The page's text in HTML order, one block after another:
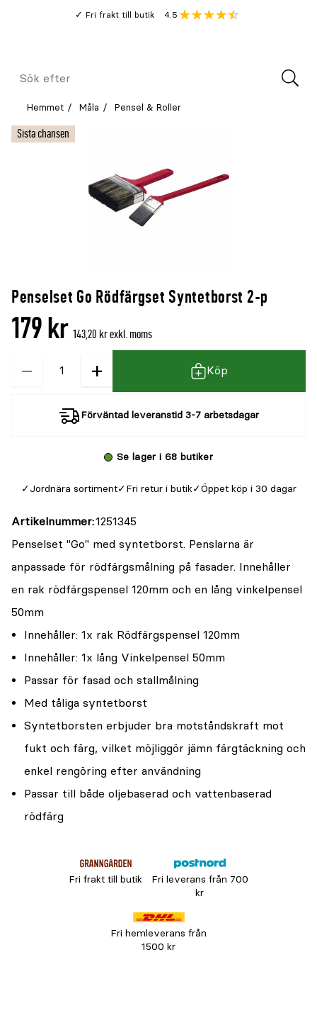
Fri frakt till butik
Genomsnitt
4.5
Meny
Sök
Hemmet Måla Pensel & Roller
Penselset Go Rödfärgset Syntetborst 2-p
179 kr 143,20 kr exkl. moms
−
Kvantitet + Köp
Förväntad leveranstid 3-7 arbetsdagar
Se lager i 68 butiker
Jordnära sortiment Fri retur i butik Öppet köp i 30 dagar
Artikelnummer 1251345
Penselset "Go" med syntetborst. Penslarna är
anpassade för rödfärgsmålning på fasader. Innehåller
en rak rödfärgspensel 120mm och en lång vinkelpensel
50mm
Innehåller: 1x rak Rödfärgspensel 120mm
Innehåller: 1x lång Vinkelpensel 50mm
Passar för fasad och stallmålning
Med tåliga syntetborst
Syntetborsten erbjuder bra motståndskraft mot
fukt och färg, vilket möjliggör jämn färgtäckning och
enkel rengöring efter användning
Passar till både oljebaserad och vattenbaserad
rödfärg
Fri frakt till butik
Fri leverans från 700
kr
Fri hemleverans från
1500 kr
Sista chansen